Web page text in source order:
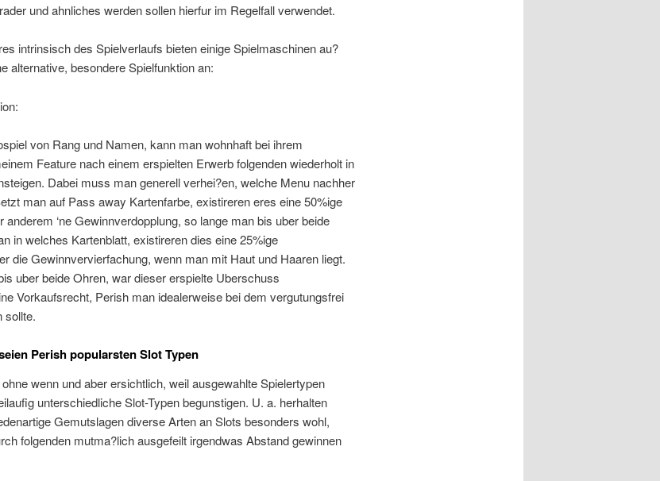
und ahnliches werden sollen hierfur im Regelfall verwendet.
intrinsisch des Spielverlaufs bieten einige Spielmaschinen au?
alternative, besondere Spielfunktion an:
von Rang und Namen, kann man wohnhaft bei ihrem
Feature nach einem erspielten Erwerb folgenden wiederholt in
Dabei muss man generell verhei?en, welche Menu nachher
man auf Pass away Kartenfarbe, existireren eres eine 50%ige
‘ne Gewinnverdopplung, so lange man bis uber beide
in welches Kartenblatt, existireren dies eine 25%ige
die Gewinnvervierfachung, wenn man mit Haut und Haaren liegt.
uber beide Ohren, war dieser erspielte Uberschuss
Vorkaufsrecht, Perish man idealerweise bei dem vergutungsfrei
sollte.
Perish popularsten Slot Typen
wenn und aber ersichtlich, weil ausgewahlte Spielertypen
unterschiedliche Slot-Typen begunstigen. U. a. herhalten
Gemutslagen diverse Arten an Slots besonders wohl,
folgenden mutma?lich ausgefeilt irgendwas Abstand gewinnen